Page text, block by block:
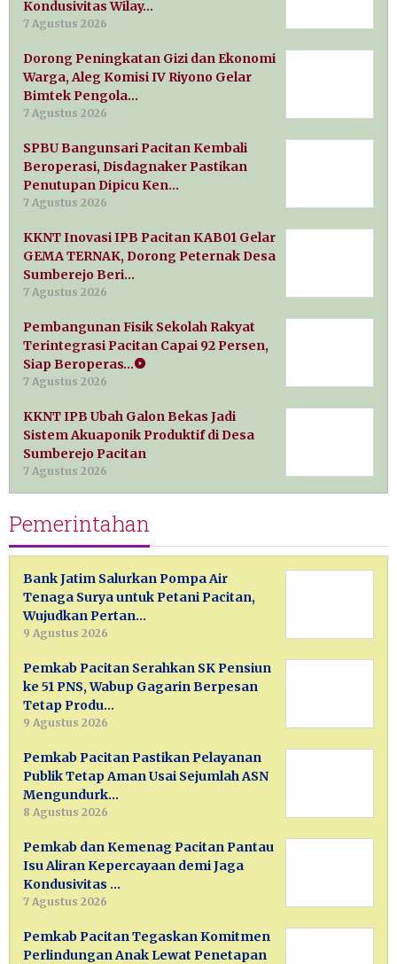
Kondusivitas Wilay…
7 Agustus 2026
Dorong Peningkatan Gizi dan Ekonomi
Warga, Aleg Komisi IV Riyono Gelar
Bimtek Pengola…
7 Agustus 2026
SPBU Bangunsari Pacitan Kembali
Beroperasi, Disdagnaker Pastikan
Penutupan Dipicu Ken…
7 Agustus 2026
KKNT Inovasi IPB Pacitan KAB01 Gelar
GEMA TERNAK, Dorong Peternak Desa
Sumberejo Beri…
7 Agustus 2026
Pembangunan Fisik Sekolah Rakyat
Terintegrasi Pacitan Capai 92 Persen,
Siap Beroperas…
7 Agustus 2026
KKNT IPB Ubah Galon Bekas Jadi
Sistem Akuaponik Produktif di Desa
Sumberejo Pacitan
7 Agustus 2026
Pemerintahan
Bank Jatim Salurkan Pompa Air
Tenaga Surya untuk Petani Pacitan,
Wujudkan Pertan…
9 Agustus 2026
Pemkab Pacitan Serahkan SK Pensiun
ke 51 PNS, Wabup Gagarin Berpesan
Tetap Produ…
9 Agustus 2026
Pemkab Pacitan Pastikan Pelayanan
Publik Tetap Aman Usai Sejumlah ASN
Mengundurk…
8 Agustus 2026
Pemkab dan Kemenag Pacitan Pantau
Isu Aliran Kepercayaan demi Jaga
Kondusivitas …
7 Agustus 2026
Pemkab Pacitan Tegaskan Komitmen
Perlindungan Anak Lewat Penetapan